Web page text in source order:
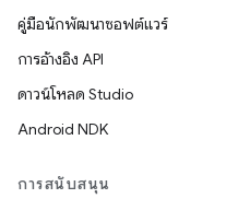
คู่มือนักพัฒนาซอฟต์แวร์
การอ้างอิง API
ดาวน์โหลด Studio
Android NDK
การสนับสนุน